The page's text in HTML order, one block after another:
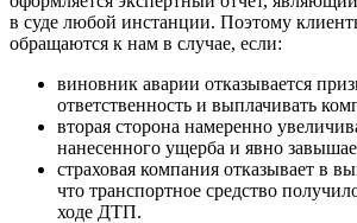
в суде любой инстанции. Поэтому
обращаются к нам в случае, если:
виновник аварии отказывается
ответственность и выплачивать
вторая сторона намеренно
нанесенного ущерба и явно
страховая компания отказывает в
что транспортное средство
ходе ДТП.